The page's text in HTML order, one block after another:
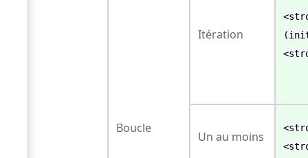
Boucle
Itération
Un au moins